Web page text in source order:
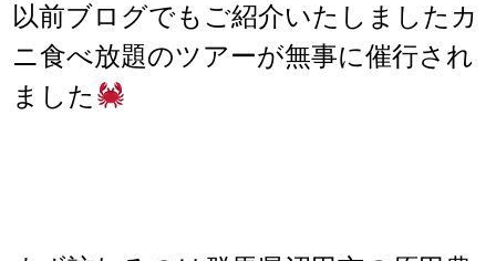
以前ブログでもご紹介いたしましたカ
ニ食べ放題のツアーが無事に催行され
ました